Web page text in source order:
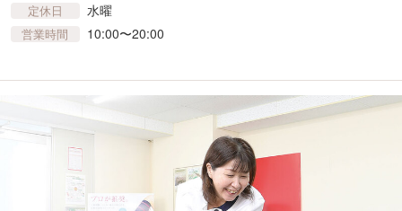
定休日 水曜
営業時間 10:00〜20:00